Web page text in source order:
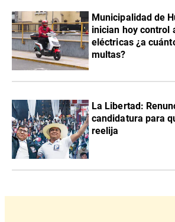
Municipalidad de
inician hoy control
eléctricas ¿a
multas?
La Libertad:
candidatura para
reelija